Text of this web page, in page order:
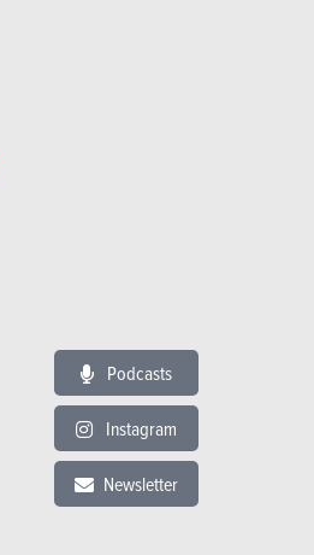
Podcasts
Instagram
Newsletter
www.moniteurautomobile.be fait partie du
groupe Produpress. Editeur depuis 1950.